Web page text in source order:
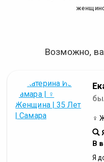
Возможно,
♀
В
Я